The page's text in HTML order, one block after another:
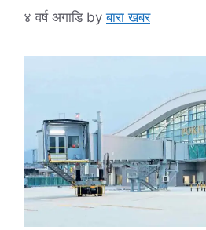
४ वर्ष अगाडि byबारा खबर